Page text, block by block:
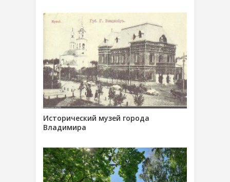
Исторический музей города
Владимира